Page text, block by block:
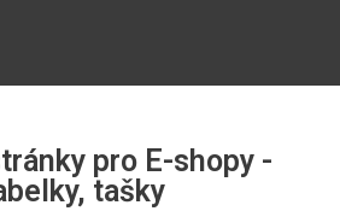
pro E-shopy -
tašky